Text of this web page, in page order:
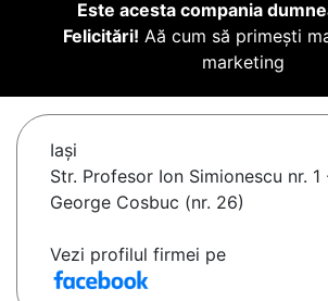
Este acesta compania
Felicitări! Aă cum să primești
marketing
Iaşi
Str. Profesor Ion Simionescu nr. 1
George Cosbuc (nr. 26)
Vezi profilul firmei pe